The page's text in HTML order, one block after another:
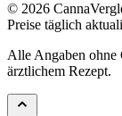
© 2026
Preise täglich
Alle Angaben ohne
ärztlichem Rezept.